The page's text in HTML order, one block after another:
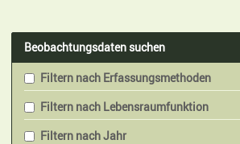
Beobachtungsdaten suchen
Filtern nach Erfassungsmethoden
Filtern nach Lebensraumfunktion
Filtern nach Jahr